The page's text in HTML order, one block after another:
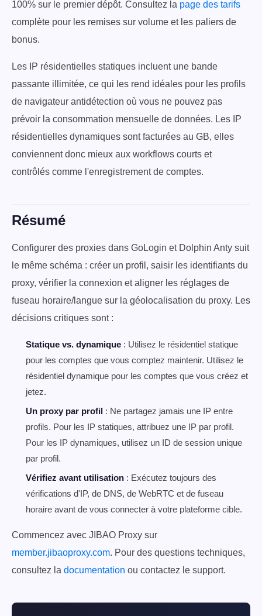
100% sur le premier dépôt. Consultez la page des tarifs
complète pour les remises sur volume et les paliers de
bonus.
Les IP résidentielles statiques incluent une bande
passante illimitée, ce qui les rend idéales pour les profils
de navigateur antidétection où vous ne pouvez pas
prévoir la consommation mensuelle de données. Les IP
résidentielles dynamiques sont facturées au GB, elles
conviennent donc mieux aux workflows courts et
contrôlés comme l'enregistrement de comptes.
Résumé
Configurer des proxies dans GoLogin et Dolphin Anty suit
le même schéma : créer un profil, saisir les identifiants du
proxy, vérifier la connexion et aligner les réglages de
fuseau horaire/langue sur la géolocalisation du proxy. Les
décisions critiques sont :
Statique vs. dynamique : Utilisez le résidentiel statique
pour les comptes que vous comptez maintenir. Utilisez le
résidentiel dynamique pour les comptes que vous créez et
jetez.
Un proxy par profil : Ne partagez jamais une IP entre
profils. Pour les IP statiques, attribuez une IP par profil.
Pour les IP dynamiques, utilisez un ID de session unique
par profil.
Vérifiez avant utilisation : Exécutez toujours des
vérifications d'IP, de DNS, de WebRTC et de fuseau
horaire avant de vous connecter à votre plateforme cible.
Commencez avec JIBAO Proxy sur
member.jibaoproxy.com. Pour des questions techniques,
consultez la documentation ou contactez le support.